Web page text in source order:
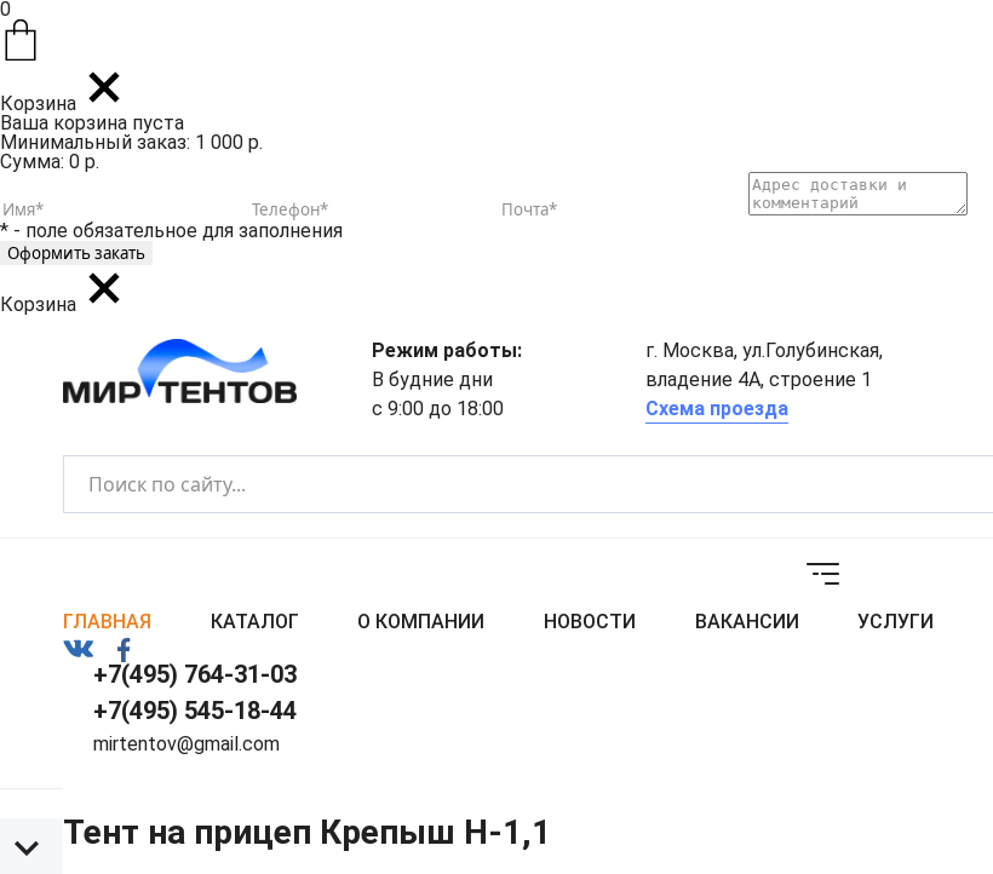
0
Корзина
Ваша корзина пуста
Минимальный заказ: 1 000 р.
Сумма: 0 р.
* - поле обязательное для заполнения
Корзина
Режим работы:
В будние дни
с 9:00 до 18:00
г. Москва, ул.Голубинская,
владение 4А, строение 1
Схема проезда
ГЛАВНАЯ КАТАЛОГ О КОМПАНИИ НОВОСТИ ВАКАНСИИ УСЛУГИ
+7(495) 764-31-03
+7(495) 545-18-44
mirtentov@gmail.com
Тент на прицеп Крепыш H-1,1